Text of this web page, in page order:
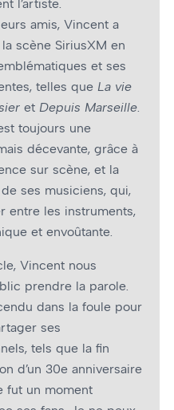
l’artiste.
amis, Vincent a
scène SiriusXM en
et ses
telles que La vie
et Depuis Marseille
toujours une
décevante, grâce à
sur scène, et la
ses musiciens, qui,
entre les instruments,
et envoûtante.
Vincent nous
prendre la parole.
dans la foule pour
ses
tels que la fin
d’un 30e anniversaire
fut un moment